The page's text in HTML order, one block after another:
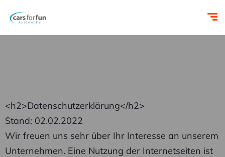
<h2>Datenschutzerklärung</h2>
Stand: 02.02.2022
Wir freuen uns sehr über Ihr Interesse an unserem
Unternehmen. Eine Nutzung der Internetseiten ist